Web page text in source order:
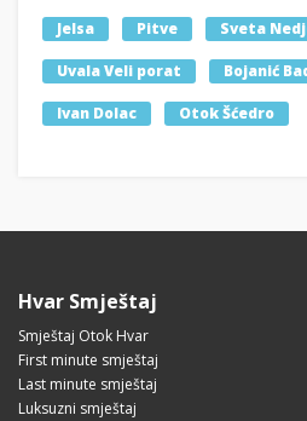
Jelsa Pitve Sveta
Uvala Veli porat Bojanić
Ivan Dolac Otok Šćedro
Hvar Smještaj
Smještaj Otok Hvar
First minute smještaj
Last minute smještaj
Luksuzni smještaj